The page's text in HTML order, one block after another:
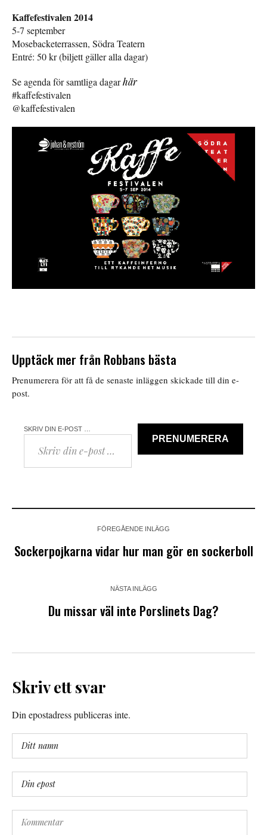
Kaffefestivalen 2014
5-7 september
Mosebacketerrassen, Södra Teatern
Entré: 50 kr (biljett gäller alla dagar)
Se agenda för samtliga dagarhär
#kaffefestivalen
@kaffefestivalen
Upptäck mer från Robbans bästa
Prenumerera för att få de senaste inläggen skickade till din e-
post.
SKRIV DIN E-POST …
PRENUMERERA
FÖREGÅENDE INLÄGG
Sockerpojkarna vidar hur man gör en sockerboll
NÄSTA INLÄGG
Du missar väl inte Porslinets Dag?
Skriv ett svar
Din epostadress publiceras inte.